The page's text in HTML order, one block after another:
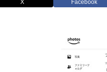
X Facebook